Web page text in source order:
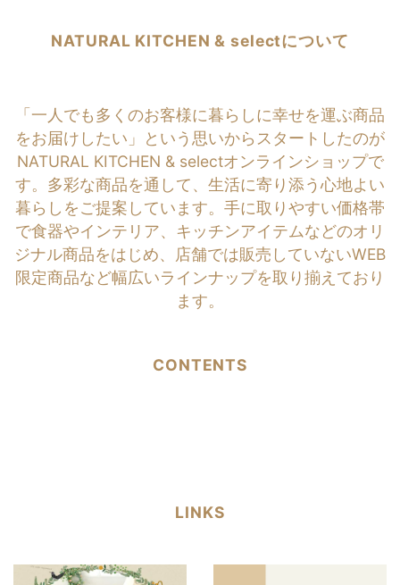
NATURAL KITCHEN & selectについて
「一人でも多くのお客様に暮らしに幸せを運ぶ商品
をお届けしたい」という思いからスタートしたのが
NATURAL KITCHEN & selectオンラインショップで
す。多彩な商品を通して、生活に寄り添う心地よい
暮らしをご提案しています。手に取りやすい価格帯
で食器やインテリア、キッチンアイテムなどのオリ
ジナル商品をはじめ、店舗では販売していないWEB
限定商品など幅広いラインナップを取り揃えており
ます。
CONTENTS
LINKS